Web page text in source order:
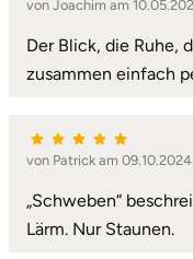
von Joachim am
Der Blick, die Ruhe,
zusammen einfach
von Patrick am 09.10.2024
„Schweben“
Lärm. Nur Staunen.